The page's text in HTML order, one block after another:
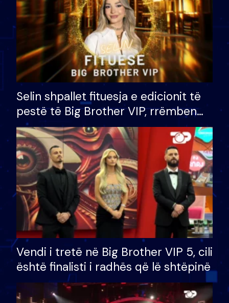
Selin shpallet fituesja e edicionit të
pestë të Big Brother VIP, rrëmben
çmimin e madh prej 100 mijë eurosh
Vendi i tretë në Big Brother VIP 5, cili
është finalisti i radhës që lë shtëpinë